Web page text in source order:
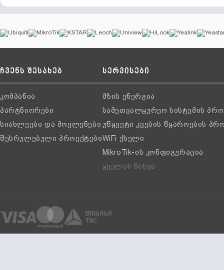
ჩვენს შესახებ
კომპანია
პარტნიორები
სიახლეები და მოვლენები
შესრულებული პროექტები
სერვისები
მზის ენერგია
სამეთვალყურეო სისტემის
უწყვეტი კვების წყაროების
WiFi ქსელი
MikroTik-ის კონფიგურაცია
ყველას ნახვა